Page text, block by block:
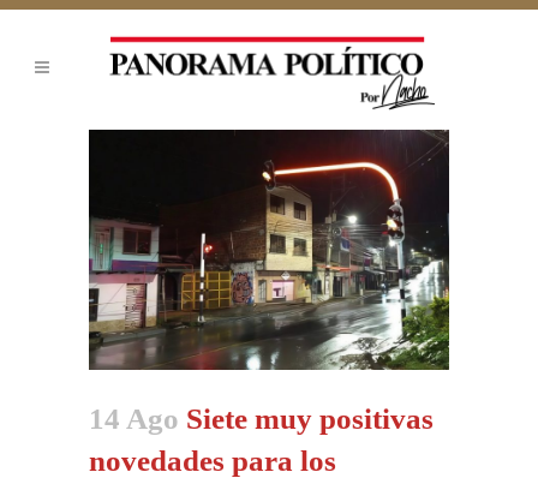
14 Ago Siete muy positivas
novedades para los